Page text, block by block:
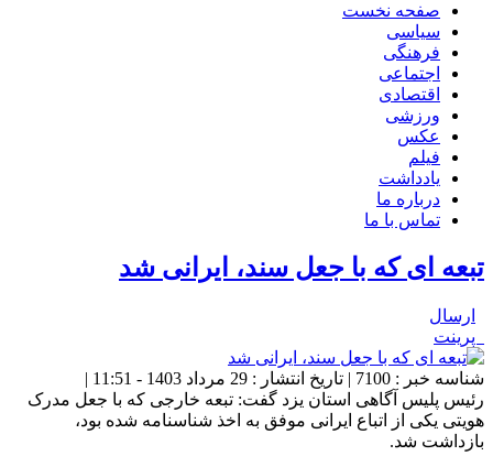
صفحه نخست
سیاسی
فرهنگی
اجتماعی
اقتصادی
ورزشی
عکس
فیلم
یادداشت
درباره ما
تماس با ما
تبعه ای که با جعل سند، ایرانی شد
ارسال
پرینت
شناسه خبر : 7100 | تاریخ انتشار : 29 مرداد 1403 - 11:51 |
رئیس پلیس آگاهی استان یزد گفت: تبعه خارجی که با جعل مدرک
هویتی یکی از اتباع ایرانی موفق به اخذ شناسنامه شده بود،
بازداشت شد.